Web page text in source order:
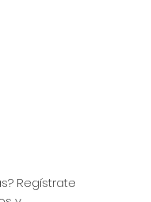
Regístrate